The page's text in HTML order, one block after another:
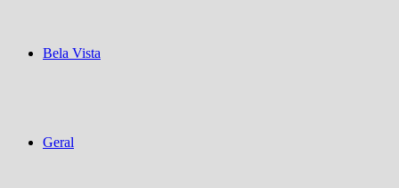
Bela Vista
Geral